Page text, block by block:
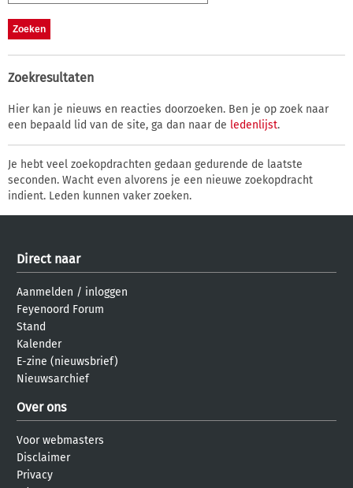
Zoekresultaten
Hier kan je nieuws en reacties doorzoeken. Ben je op zoek naar
een bepaald lid van de site, ga dan naar de ledenlijst.
Je hebt veel zoekopdrachten gedaan gedurende de laatste
seconden. Wacht even alvorens je een nieuwe zoekopdracht
indient. Leden kunnen vaker zoeken.
Direct naar
Aanmelden / inloggen
Feyenoord Forum
Stand
Kalender
E-zine (nieuwsbrief)
Nieuwsarchief
Over ons
Voor webmasters
Disclaimer
Privacy